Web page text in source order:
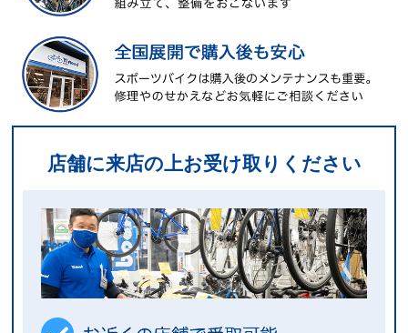
店舗に来店の上お受け取りください